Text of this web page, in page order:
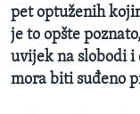
pet optuženih
je to opšte
uvijek na slobodi i
mora biti suđeno